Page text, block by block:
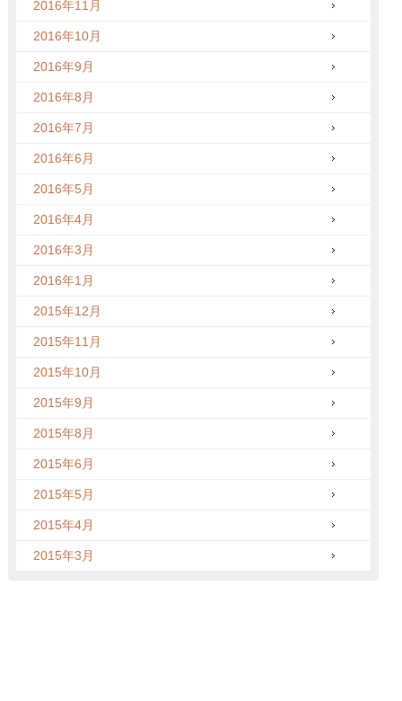
2016年11月
2016年10月
2016年9月
2016年8月
2016年7月
2016年6月
2016年5月
2016年4月
2016年3月
2016年1月
2015年12月
2015年11月
2015年10月
2015年9月
2015年8月
2015年6月
2015年5月
2015年4月
2015年3月